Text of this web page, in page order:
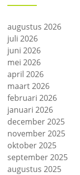
augustus 2026
juli 2026
juni 2026
mei 2026
april 2026
maart 2026
februari 2026
januari 2026
december 2025
november 2025
oktober 2025
september 2025
augustus 2025